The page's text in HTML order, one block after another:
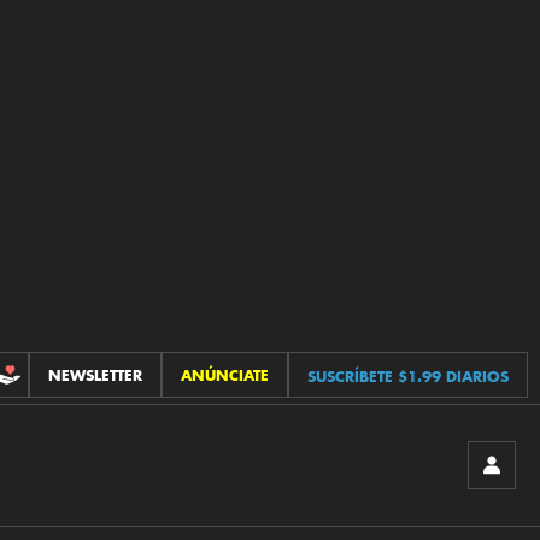
CONTRIBUCIONES
NEWSLETTER ANÚNCIATE SUSCRÍBETE $1.99 DIARIOS